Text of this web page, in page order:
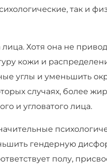
так и
Хотя она не
кожи и
углы и уменьшить
случаях, более
и угловатого лица.
гендерную
полу,